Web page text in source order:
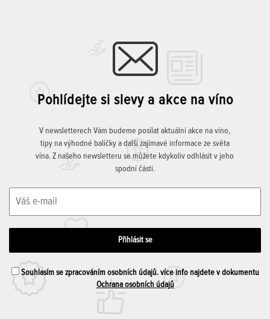
Pohlídejte si slevy a akce na víno
V newsletterech Vám budeme posílat aktuální akce na víno,
tipy na výhodné balíčky a další zajímavé informace ze světa
vína. Z našeho newsletteru se můžete kdykoliv odhlásit v jeho
spodní části.
Souhlasím se zpracováním osobních údajů. více info najdete v dokumentu
Ochrana osobních údajů